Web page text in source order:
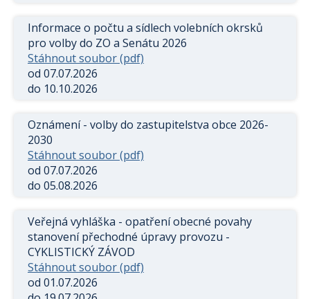
Informace o počtu a sídlech volebních okrsků
pro volby do ZO a Senátu 2026
Stáhnout soubor (pdf)
od 07.07.2026
do 10.10.2026
Oznámení - volby do zastupitelstva obce 2026-
2030
Stáhnout soubor (pdf)
od 07.07.2026
do 05.08.2026
Veřejná vyhláška - opatření obecné povahy
stanovení přechodné úpravy provozu -
CYKLISTICKÝ ZÁVOD
Stáhnout soubor (pdf)
od 01.07.2026